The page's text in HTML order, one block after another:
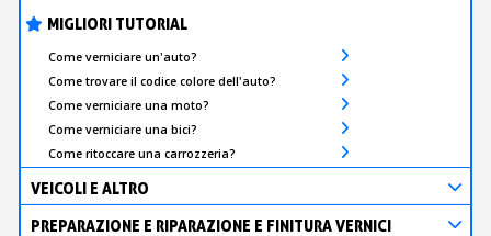
MIGLIORI TUTORIAL
Come verniciare un'auto?
Come trovare il codice colore dell'auto?
Come verniciare una moto?
Come verniciare una bici?
Come ritoccare una carrozzeria?
VEICOLI E ALTRO
PREPARAZIONE E RIPARAZIONE E FINITURA VERNICI